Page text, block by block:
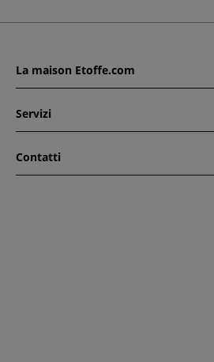
La maison Etoffe.com
Servizi
Contatti